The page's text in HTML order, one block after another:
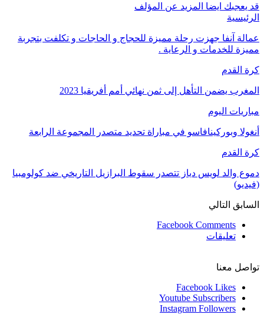
قد يعجبك ايضا المزيد عن المؤلف
الرئيسية
عمالة آنفا جهزت رحلة مميزة للحجاج و الحاجات و تكلفت بتجربة
مميزة للخدمات و الرعاية .
كرة القدم
المغرب يضمن التأهل إلى ثمن نهائي أمم أفريقيا 2023
مباريات اليوم
أنغولا وبوركينافاسو في مباراة تحديد متصدر المجموعة الرابعة
كرة القدم
دموع والد لويس دياز تتصدر سقوط البرازيل التاريخي ضد كولومبيا
(فيديو)
السابق التالي
Facebook Comments
تعليقات
تواصل معنا
Facebook Likes
Youtube Subscribers
Instagram Followers